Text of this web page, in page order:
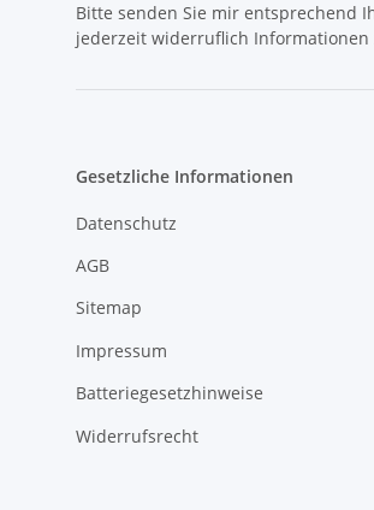
Bitte senden Sie mir entsprechend
jederzeit widerruflich
Gesetzliche Informationen
Datenschutz
AGB
Sitemap
Impressum
Batteriegesetzhinweise
Widerrufsrecht